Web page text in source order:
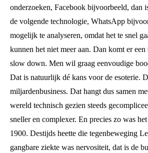
onderzoeken, Facebook bijvoorbeeld, dan
de volgende technologie, WhatsApp
mogelijk te analyseren, omdat het te snel
kunnen het niet meer aan. Dan komt er een
slow down. Men wil graag eenvoudige
Dat is natuurlijk dé kans voor de esoterie.
miljardenbusiness. Dat hangt dus samen
wereld technisch gezien steeds
sneller en complexer. En precies zo was
1900. Destijds heette die tegenbeweging
gangbare ziekte was nervositeit, dat is de